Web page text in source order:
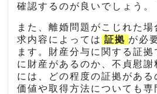
確認するのが良いでしょう。
また、離婚問題がこじれた
求内容によっては 証拠 が必
ます。財産分与に関する証拠
に財産があるのか、不貞慰謝
には、どの程度の証拠があ
価値や取得方法についても専